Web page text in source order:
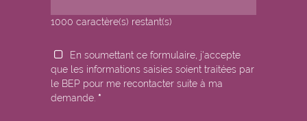
1000 caractère(s) restant(s)
En soumettant ce formulaire, j'accepte
que les informations saisies soient traitées par
le BEP pour me recontacter suite à ma
demande. *